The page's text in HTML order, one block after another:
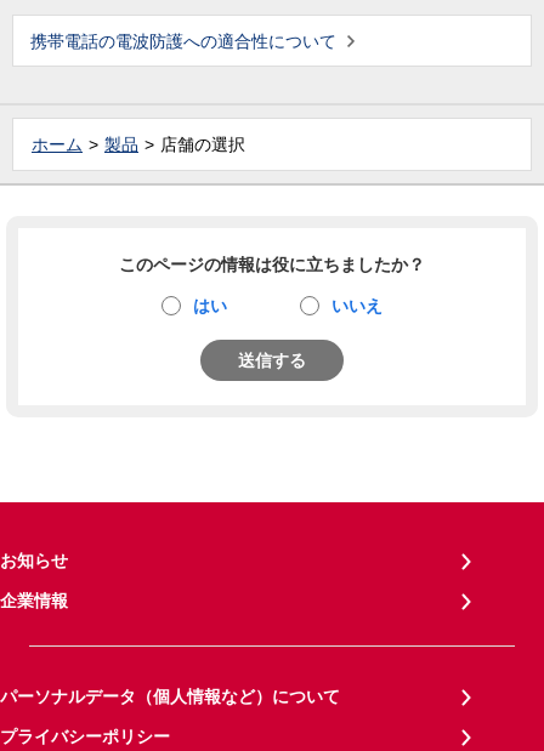
携帯電話の電波防護への適合性について
ホーム 製品 店舗の選択
このページの情報は役に立ちましたか？
はい いいえ
送信する
お知らせ
企業情報
パーソナルデータ（個人情報など）について
プライバシーポリシー